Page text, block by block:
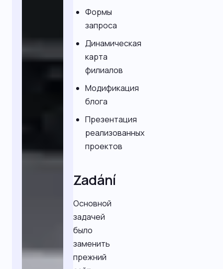
Формы
запроса
Динамическая
карта
филиалов
Модификация
блога
Презентация
реализованных
проектов
Zadání
Основной
задачей
было
заменить
прежний